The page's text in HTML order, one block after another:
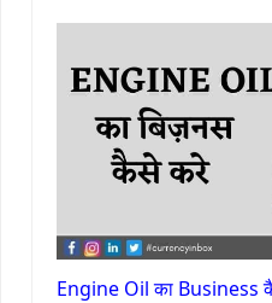
Engine Oil का